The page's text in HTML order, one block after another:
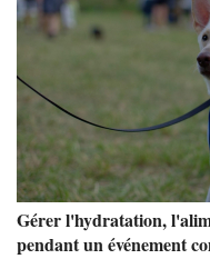
Gérer l'hydratation,
pendant un événement